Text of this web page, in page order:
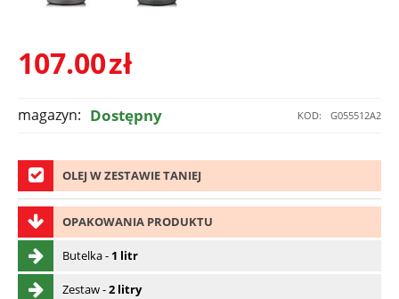
107.00zł
KOD: G055512A2
magazyn: Dostępny
OLEJ W ZESTAWIE TANIEJ
OPAKOWANIA PRODUKTU
Butelka - 1 litr
Zestaw -2 litry